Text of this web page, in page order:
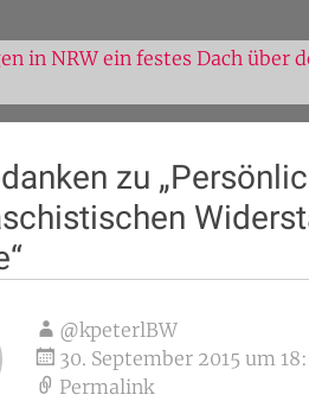
in NRW ein festes Dach über
zu „
“
@kpeterlBW
30. September 2015 um
Permalink